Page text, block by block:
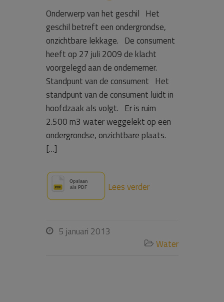
Onderwerp van het geschil Het
geschil betreft een ondergrondse,
onzichtbare lekkage. De consument
heeft op 27 juli 2009 de klacht
voorgelegd aan de ondernemer.
Standpunt van de consument Het
standpunt van de consument luidt in
hoofdzaak als volgt. Er is ruim
2.500 m3 water weggelekt op een
ondergrondse, onzichtbare plaats.
[…]
Lees verder
 5 januari 2013
 Water